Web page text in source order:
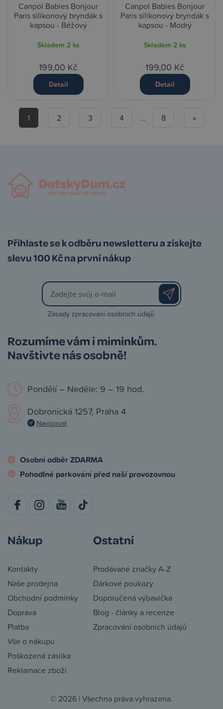
Canpol Babies Bonjour
Paris silikonový bryndák s
kapsou - Béžový
Skladem 2 ks
199,00 Kč
Detail
Canpol Babies Bonjour
Paris silikonový bryndák s
kapsou - Modrý
Skladem 2 ks
199,00 Kč
Detail
1 2 3 4 … 8 »
Přihlaste se k odběru newsletteru a získejte
slevu 100 Kč na první nákup
Zásady zpracování osobních údajů
Rozumíme vám i miminkům.
Navštivte nás osobně!
Pondělí – Neděle: 9 – 19 hod.
Dobronická 1257, Praha 4
Navigovat
Osobní odběr ZDARMA
Pohodlné parkování před naší provozovnou
Nákup
Kontakty
Naše prodejna
Obchodní podmínky
Doprava
Platba
Vše o nákupu
Poškozená zásilka
Reklamace zboží
Ostatní
Prodávané značky A-Z
Dárkové poukazy
Doporučená výbavička
Blog - články a recenze
Zpracování osobních údajů
© 2026 | Všechna práva vyhrazena.